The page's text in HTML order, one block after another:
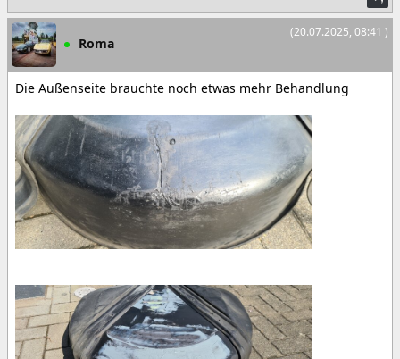
(20.07.2025, 08:41 )
Roma
Die Außenseite brauchte noch etwas mehr Behandlung